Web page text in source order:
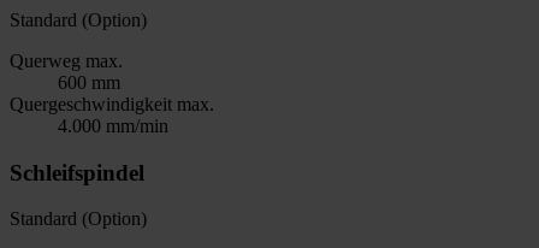
Standard (Option)
Querweg max.
600 mm
Quergeschwindigkeit max.
4.000 mm/min
Schleifspindel
Standard (Option)